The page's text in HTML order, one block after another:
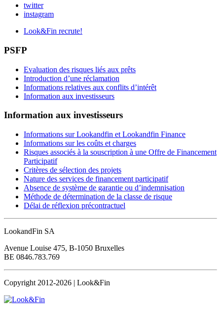
twitter
instagram
Look&Fin recrute!
PSFP
Evaluation des risques liés aux prêts
Introduction d’une réclamation
Informations relatives aux conflits d’intérêt
Information aux investisseurs
Information aux investisseurs
Informations sur Lookandfin et Lookandfin Finance
Informations sur les coûts et charges
Risques associés à la souscription à une Offre de Financement
Participatif
Critères de sélection des projets
Nature des services de financement participatif
Absence de système de garantie ou d’indemnisation
Méthode de détermination de la classe de risque
Délai de réflexion précontractuel
LookandFin SA
Avenue Louise 475, B-1050 Bruxelles
BE 0846.783.769
Copyright 2012-2026 | Look&Fin